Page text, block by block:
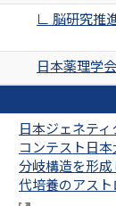
∟ 脳研究推
日本薬理学会
日本ジェネテ
コンテスト日
分岐構造を形
代培養のアス